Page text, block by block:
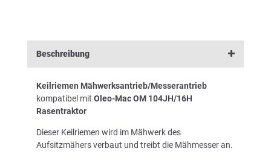
Beschreibung
Keilriemen Mähwerksantrieb/Messerantrieb
kompatibel mit Oleo-Mac OM 104JH/16H
Rasentraktor
Dieser Keilriemen wird im Mähwerk des
Aufsitzmähers verbaut und treibt die Mähmesser an.